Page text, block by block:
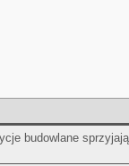
budowlane